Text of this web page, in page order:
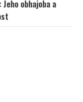
obhajoba a